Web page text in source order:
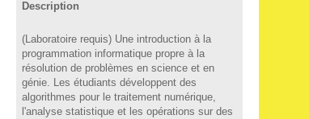
Description
(Laboratoire requis) Une introduction à la
programmation informatique propre à la
résolution de problèmes en science et en
génie. Les étudiants développent des
algorithmes pour le traitement numérique,
l'analyse statistique et les opérations sur des